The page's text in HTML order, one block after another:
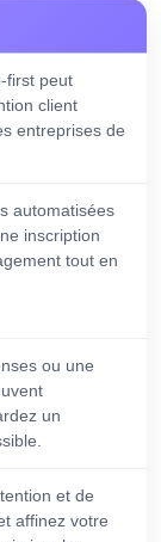
first peut
client
entreprises de
automatisées
inscription
tout en
ou une
un
et de
affinez votre